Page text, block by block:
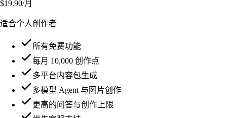
$19.90/月
适合个人创作者
所有免费功能
每月 10,000 创作点
多平台内容包生成
多模型 Agent 与图片创作
更高的问答与创作上限